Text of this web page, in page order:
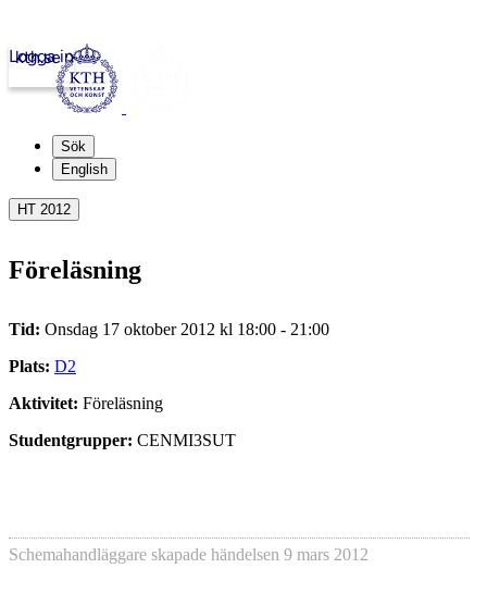
kth.se
Logga in
Sök
English
HT 2012
Föreläsning
Tid: Onsdag 17 oktober 2012 kl 18:00 - 21:00
Plats: D2
Aktivitet: Föreläsning
Studentgrupper: CENMI3SUT
Schemahandläggare skapade händelsen 9 mars 2012